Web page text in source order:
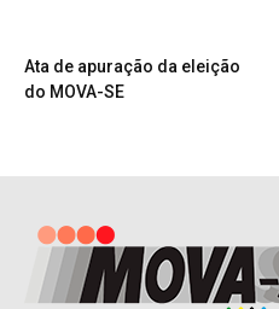
Ata de apuração da eleição
do MOVA-SE